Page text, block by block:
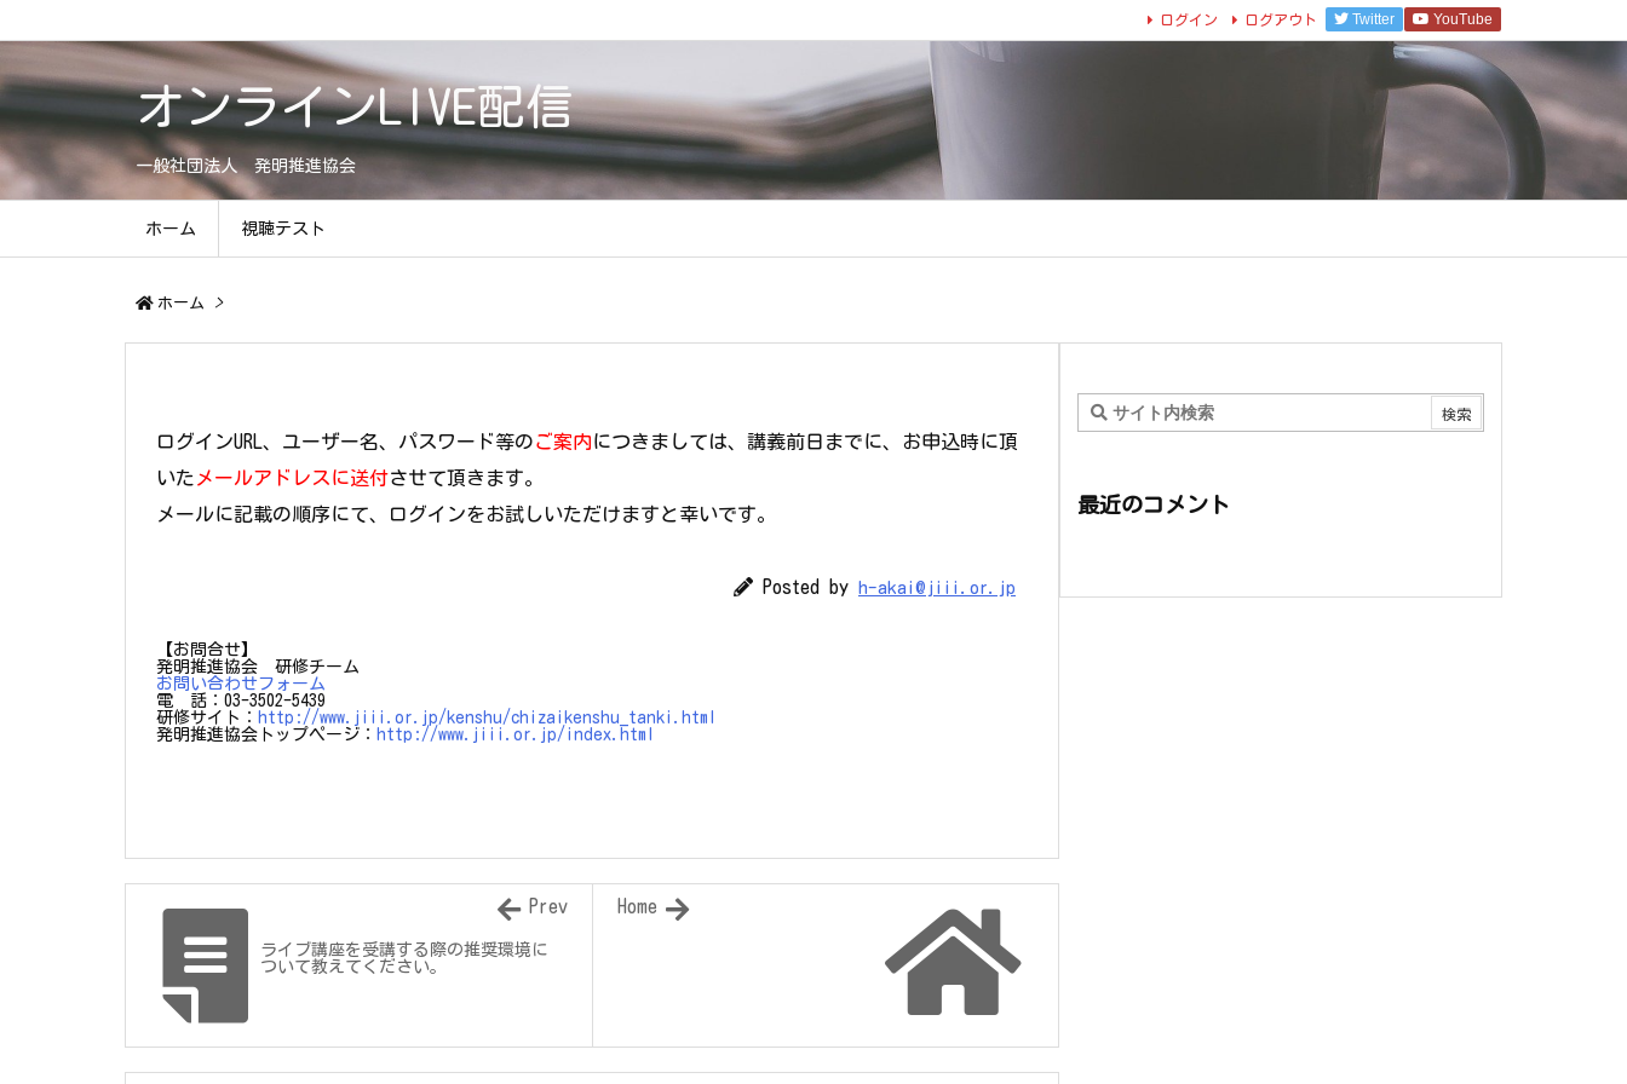
オンラインLIVE配信
一般社団法人 発明推進協会
ホーム 視聴テスト
ログイン ログアウト Twitter YouTube
ホーム >
ログインURL、ユーザー名、パスワード等のご案内につきましては、講義前日までに、お申込時に頂
いた メールアドレスに送付させて頂きます。
メールに記載の順序にて、ログインをお試しいただけますと幸いです。
Posted by h-akai@jiii.or.jp
【お問合せ】
発明推進協会 研修チーム
お問い合わせフォーム
電 話：03-3502-5439
研修サイト： http://www.jiii.or.jp/kenshu/chizaikenshu_tanki.html
発明推進協会トップページ： http://www.jiii.or.jp/index.html
Home
ライブ講座を受講する際の推奨環境に
ついて教えてください。
Prev
最近のコメント